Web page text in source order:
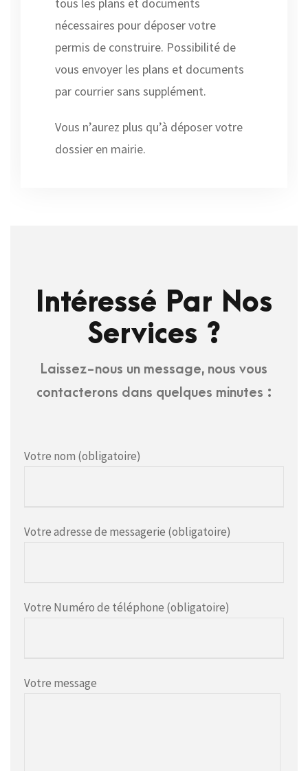
nécessaires pour déposer votre
permis de construire. Possibilité de
vous envoyer les plans et documents
par courrier sans supplément.
Vous n’aurez plus qu’à déposer votre
dossier en mairie.
Intéressé Par Nos
Services ?
Laissez-nous un message, nous vous
contacterons dans quelques minutes :
Votre nom (obligatoire)
Votre adresse de messagerie (obligatoire)
Votre Numéro de téléphone (obligatoire)
Votre message